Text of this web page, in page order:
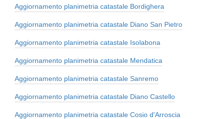
Aggiornamento planimetria catastale Bordighera
Aggiornamento planimetria catastale Diano San Pietro
Aggiornamento planimetria catastale Isolabona
Aggiornamento planimetria catastale Mendatica
Aggiornamento planimetria catastale Sanremo
Aggiornamento planimetria catastale Diano Castello
Aggiornamento planimetria catastale Cosio d'Arroscia